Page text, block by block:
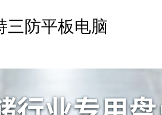
三防平板电脑